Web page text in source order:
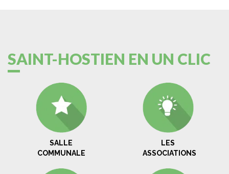
SAINT-HOSTIEN EN UN CLIC
SALLE
COMMUNALE
LES
ASSOCIATIONS